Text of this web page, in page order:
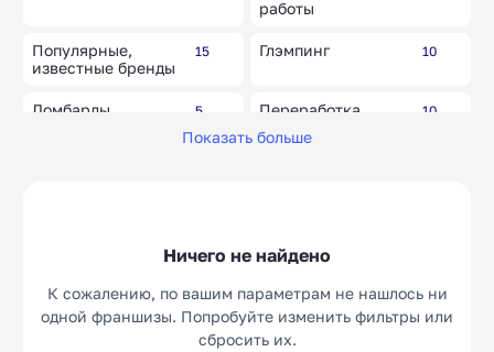
работы
Популярные,
известные бренды
15 Глэмпинг 10
Ломбарды 5
Переработка
10
Социальные 10
Показать больше
Ничего не найдено
К сожалению, по вашим параметрам не нашлось ни
одной франшизы. Попробуйте изменить фильтры или
сбросить их.